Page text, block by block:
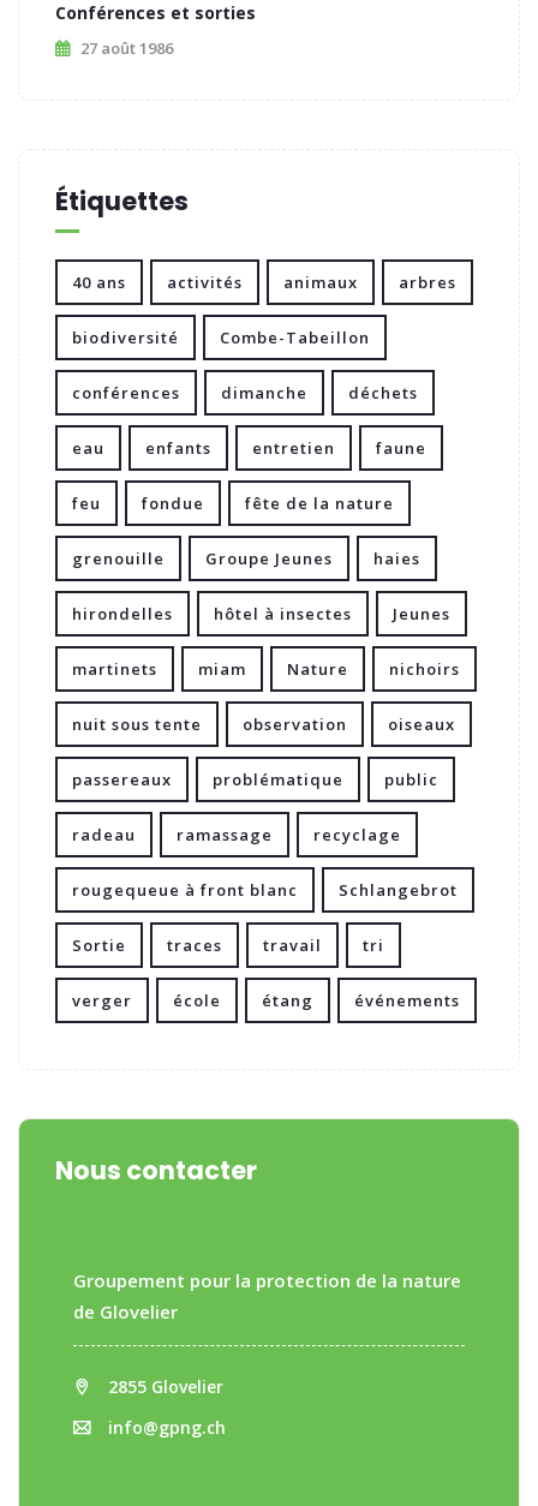
Conférences et sorties
27 août 1986
Étiquettes
40 ans activités animaux arbres
biodiversité Combe-Tabeillon
conférences dimanche déchets
eau enfants entretien faune
feu fondue fête de la nature
grenouille Groupe Jeunes haies
hirondelles hôtel à insectes Jeunes
martinets miam Nature nichoirs
nuit sous tente observation oiseaux
passereaux problématique public
radeau ramassage recyclage
rougequeue à front blanc Schlangebrot
Sortie traces travail tri
verger école étang événements
Nous contacter
Groupement pour la protection de la nature
de Glovelier
2855 Glovelier
info@gpng.ch